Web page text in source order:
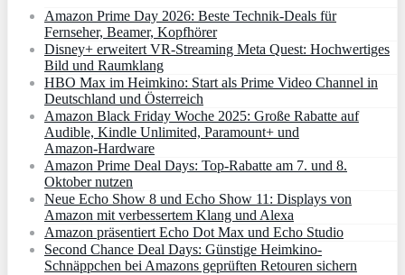
Amazon Prime Day 2026: Beste Technik-Deals für
Fernseher, Beamer, Kopfhörer
Disney+ erweitert VR‑Streaming Meta Quest: Hochwertiges
Bild und Raumklang
HBO Max im Heimkino: Start als Prime Video Channel in
Deutschland und Österreich
Amazon Black Friday Woche 2025: Große Rabatte auf
Audible, Kindle Unlimited, Paramount+ und
Amazon‑Hardware
Amazon Prime Deal Days: Top-Rabatte am 7. und 8.
Oktober nutzen
Neue Echo Show 8 und Echo Show 11: Displays von
Amazon mit verbessertem Klang und Alexa
Amazon präsentiert Echo Dot Max und Echo Studio
Second Chance Deal Days: Günstige Heimkino-
Schnäppchen bei Amazons geprüften Retouren sichern